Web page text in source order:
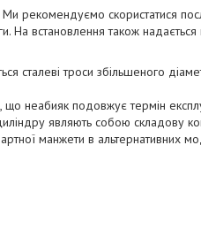
Ми рекомендуємо скористатися
На встановлення також надається
сталеві троси збільшеного
неабияк подовжує термін
являють собою складову
манжети в альтернативних